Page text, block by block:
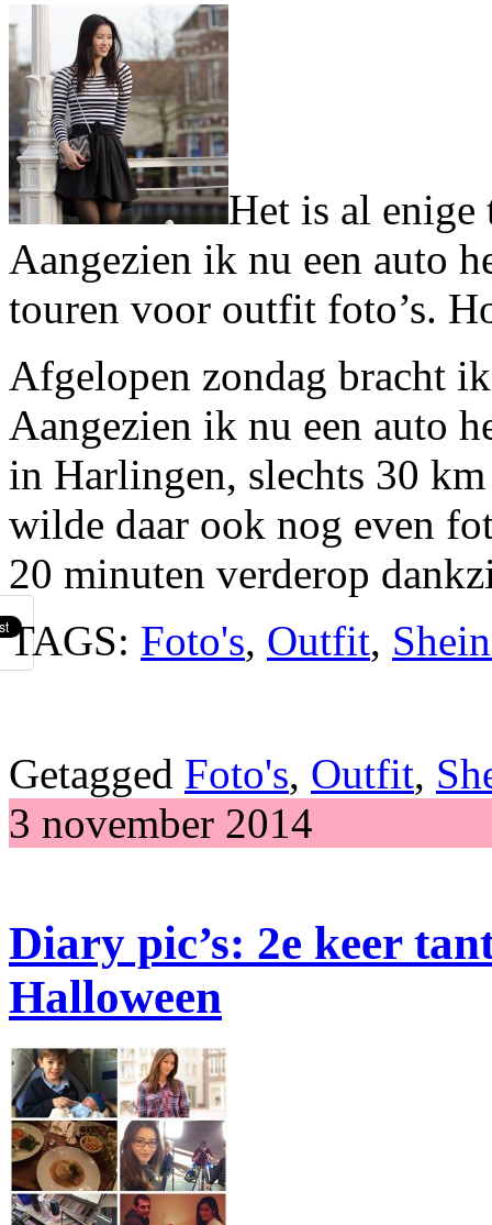
Het is al
Aangezien ik nu een auto
touren voor outfit foto’s.
Afgelopen zondag bracht
Aangezien ik nu een auto
in Harlingen, slechts 30
wilde daar ook nog even
20 minuten verderop
TAGS: Foto's, Outfit,
Getagged Foto's, Outfit,
3 november 2014
Diary pic’s: 2e keer
Halloween